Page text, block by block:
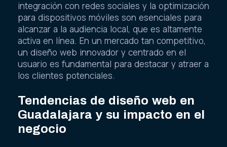
integración con redes sociales y la optimización
para dispositivos móviles son esenciales para
alcanzar a la audiencia local, que es altamente
activa en línea. En un mercado tan competitivo,
un diseño web innovador y centrado en el
usuario es fundamental para destacar y atraer a
los clientes potenciales.
Tendencias de diseño web en
Guadalajara y su impacto en el
negocio